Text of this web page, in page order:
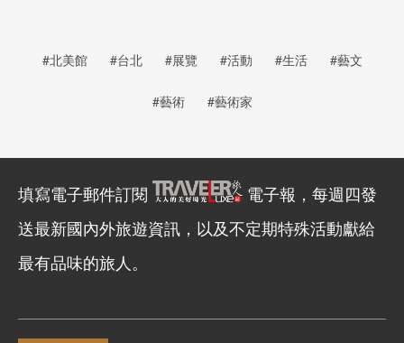
#北美館 #台北 #展覽 #活動 #生活 #藝文
#藝術 #藝術家
填寫電子郵件訂閱
電子報，每週四發
送最新國內外旅遊資訊，以及不定期特殊活動獻給
最有品味的旅人。